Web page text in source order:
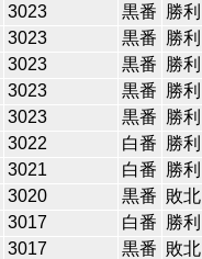
3023 黒番 勝利
3023 黒番 勝利
3023 黒番 勝利
3023 黒番 勝利
3023 黒番 勝利
3022 白番 勝利
3021 白番 勝利
3020 黒番 敗北
3017 白番 勝利
3017 黒番 敗北